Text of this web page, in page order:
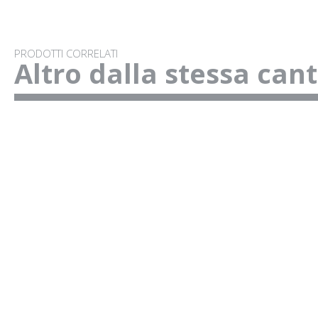
PRODOTTI CORRELATI
Altro dalla stessa